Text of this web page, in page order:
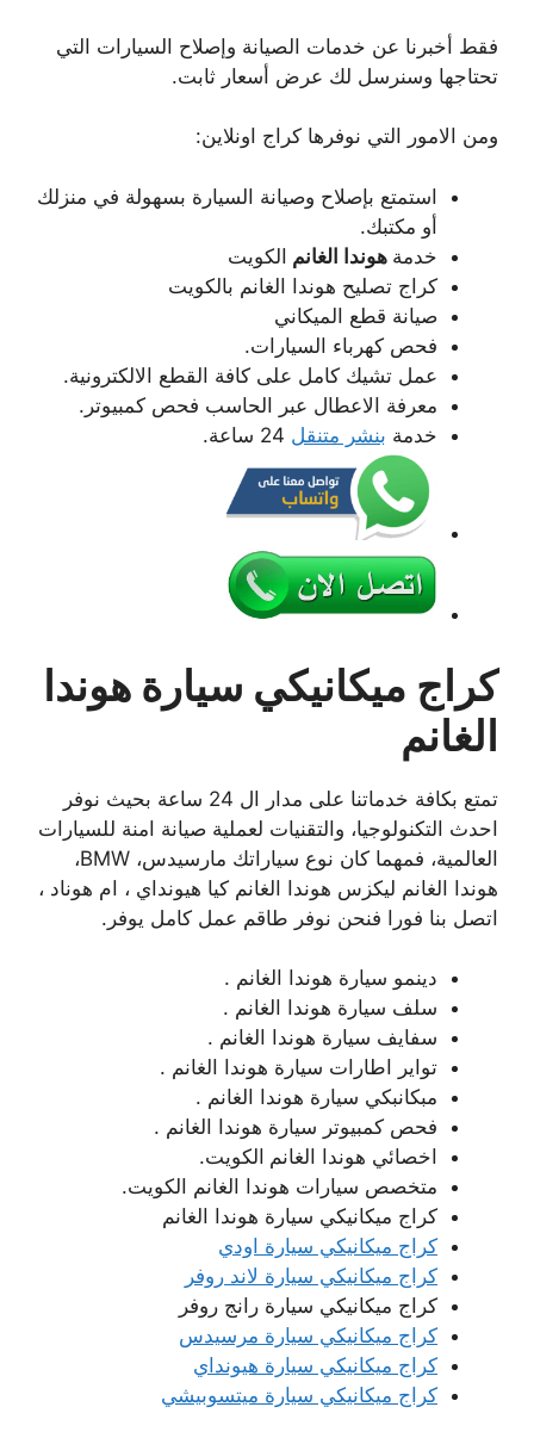
فقط أخبرنا عن خدمات الصيانة وإصلاح السيارات التي
تحتاجها وسنرسل لك عرض أسعار ثابت.
ومن الامور التي نوفرها كراج اونلاين:
استمتع بإصلاح وصيانة السيارة بسهولة في منزلك
أو مكتبك.
خدمة هوندا الغانم الكويت
كراج تصليح هوندا الغانم بالكويت
صيانة قطع الميكاني
فحص كهرباء السيارات.
عمل تشيك كامل على كافة القطع الالكترونية.
معرفة الاعطال عبر الحاسب فحص كمبيوتر.
خدمة بنشر متنقل
كراج ميكانيكي سيارة هوندا
الغانم
تمتع بكافة خدماتنا على مدار ال 24 ساعة بحيث نوفر
احدث التكنولوجيا، والتقنيات لعملية صيانة امنة للسيارات
العالمية، فمهما كان نوع سياراتك مارسيدس، BMW،
هوندا الغانم ليكزس هوندا الغانم كيا هيونداي ، ام هوناد ،
اتصل بنا فورا فنحن نوفر طاقم عمل كامل يوفر.
دينمو سيارة هوندا الغانم .
سلف سيارة هوندا الغانم .
سفايف سيارة هوندا الغانم .
تواير اطارات سيارة هوندا الغانم .
مبكانبكي سيارة هوندا الغانم .
فحص كمبيوتر سيارة هوندا الغانم .
اخصائي هوندا الغانم الكويت.
متخصص سيارات هوندا الغانم الكويت.
كراج ميكانيكي سيارة هوندا الغانم
كراج ميكانيكي سيارة اودي
كراج ميكانيكي سيارة لاند روفر
كراج ميكانيكي سيارة رانج روفر
كراج ميكانيكي سيارة مرسيدس
كراج ميكانيكي سيارة هيونداي
كراج ميكانيكي سيارة ميتسوبيشي